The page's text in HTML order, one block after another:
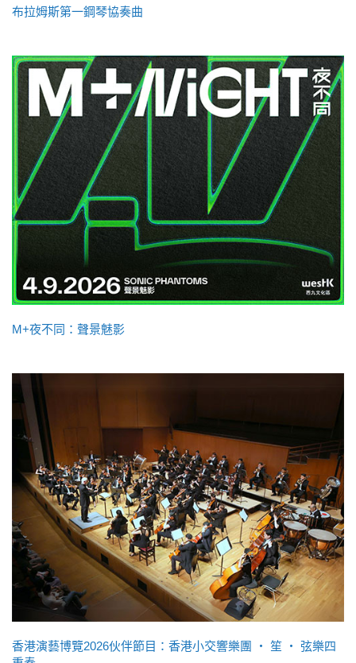
布拉姆斯第一鋼琴協奏曲
M+夜不同：聲景魅影
香港演藝博覽2026伙伴節目：香港小交響樂團 ‧ 笙 ‧ 弦樂四